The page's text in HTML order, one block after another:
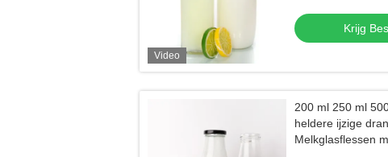
Video
Krijg
200 ml 250 ml
heldere ijzige
Melkglasflessen